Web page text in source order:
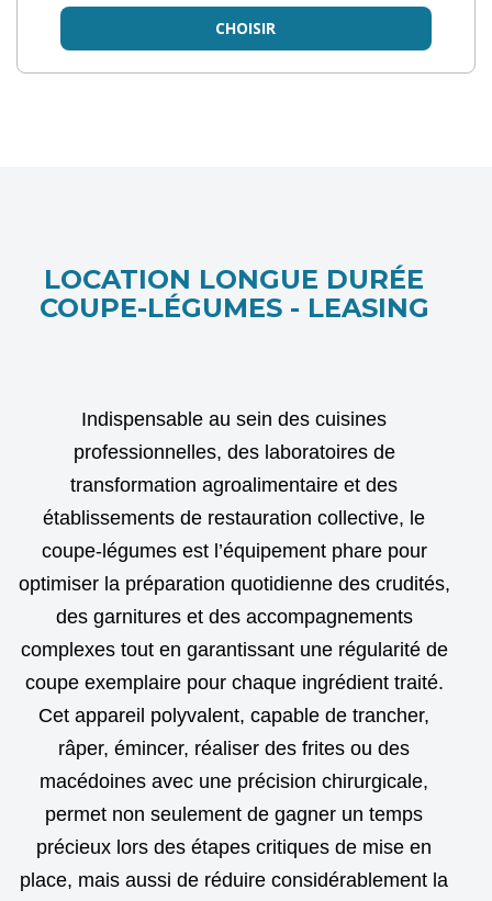
CHOISIR
LOCATION LONGUE DURÉE
COUPE-LÉGUMES - LEASING
Indispensable au sein des cuisines
professionnelles, des laboratoires de
transformation agroalimentaire et des
établissements de restauration collective, le
coupe-légumes est l’équipement phare pour
optimiser la préparation quotidienne des crudités,
des garnitures et des accompagnements
complexes tout en garantissant une régularité de
coupe exemplaire pour chaque ingrédient traité.
Cet appareil polyvalent, capable de trancher,
râper, émincer, réaliser des frites ou des
macédoines avec une précision chirurgicale,
permet non seulement de gagner un temps
précieux lors des étapes critiques de mise en
place, mais aussi de réduire considérablement la